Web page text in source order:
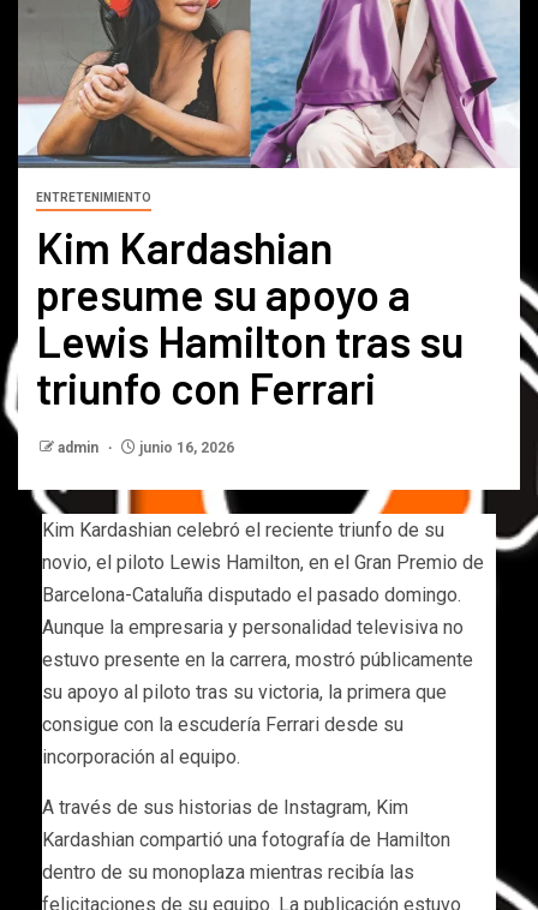
ENTRETENIMIENTO
Kim Kardashian
presume su apoyo a
Lewis Hamilton tras su
triunfo con Ferrari
admin junio 16, 2026
Kim Kardashian celebró el reciente triunfo de su
novio, el piloto Lewis Hamilton, en el Gran Premio de
Barcelona-Cataluña disputado el pasado domingo.
Aunque la empresaria y personalidad televisiva no
estuvo presente en la carrera, mostró públicamente
su apoyo al piloto tras su victoria, la primera que
consigue con la escudería Ferrari desde su
incorporación al equipo.
A través de sus historias de Instagram, Kim
Kardashian compartió una fotografía de Hamilton
dentro de su monoplaza mientras recibía las
felicitaciones de su equipo. La publicación estuvo